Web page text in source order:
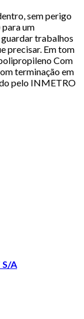
sem perigo
um
trabalhos
precisar. Em tom
Com
terminação em
pelo INMETRO
S/A